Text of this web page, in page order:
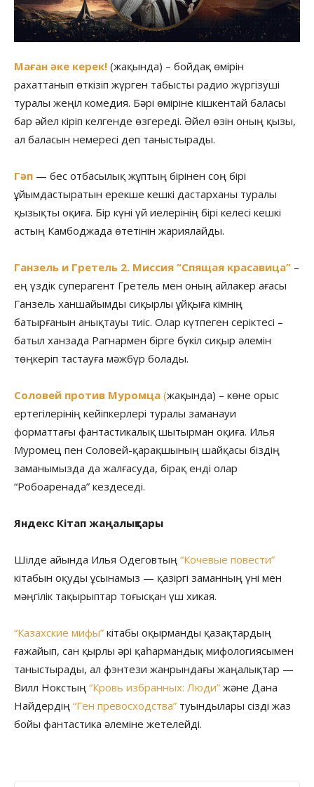
Маған әке керек! (жақында) – бойдақ өмірін
рахаттанып өткізіп жүрген табысты радио жүргізуші
туралы жеңіл комедия. Бәрі өміріне кішкентай баласы
бар әйел кіріп келгенде өзгереді. Әйел өзін оның қызы,
ал баласын немересі деп таныстырады.
Гәп — бес отбасылық жұптың бірінен соң бірі
ұйымдастыратын ерекше кешкі дастарханы туралы
қызықты оқиға. Бір күні үй иелерінің бірі келесі кешкі
астың Камбоджада өтетінін жариялайды.
Ганзель и Гретель 2. Миссия “Спящая красавица” –
ең үздік суперагент Гретель мен оның айлакер ағасы
Ганзель ханшайымды сиқырлы ұйқыға кімнің
батырғанын анықтауы тиіс. Олар күтпеген серіктесі –
батыл ханзада Рагнармен бірге бүкіл сиқыр әлемін
төңкеріп тастауға мәжбүр болады.
Соловей против Муромца (жақында) – көне орыс
ертегілерінің кейіпкерлері туралы заманауи
форматтағы фантастикалық шытырман оқиға. Илья
Муромец пен Соловей-қарақшының шайқасы біздің
заманымызда да жалғасуда, бірақ енді олар
“Робоаренада” кездеседі.
Яндекс Кітап жаңалықтары
Шілде айында Илья Одеговтың “Кочевые повести”
кітабын оқуды ұсынамыз — қазіргі заманның үні мен
мәңгілік тақырыптар тоғысқан үш хикая.
“Казахские мифы” кітабы оқырманды қазақтардың
ғажайып, сан қырлы әрі қаһармандық мифологиясымен
таныстырады, ал фэнтези жанрындағы жаңалықтар —
Вилл Нокстың “Кровь избранных: Люди” және Дана
Найдердің “Ген превосходства” туындылары сізді жаз
бойы фантастика әлеміне жетелейді.